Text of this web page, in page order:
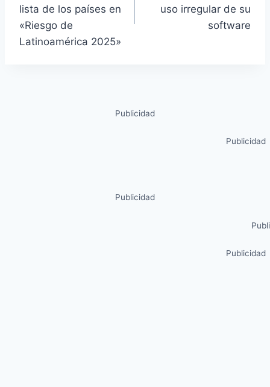
lista de los países en
«Riesgo de
Latinoamérica 2025»
uso irregular de su
software
Publicidad
Publicidad
Publicidad
Publicidad